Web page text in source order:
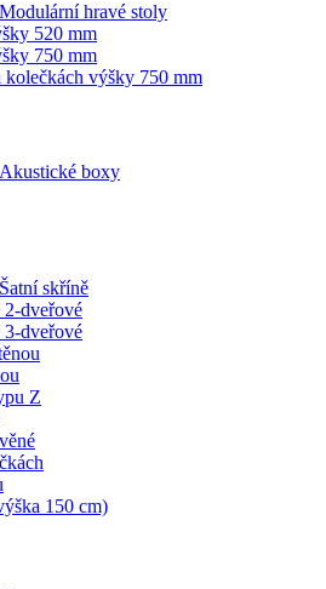
Modulární hravé stoly
520 mm
750 mm
kolečkách výšky 750 mm
Akustické boxy
Šatní skříně
dveřové
dveřové
Z
150 cm)